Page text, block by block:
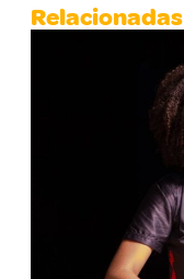
Relacionadas